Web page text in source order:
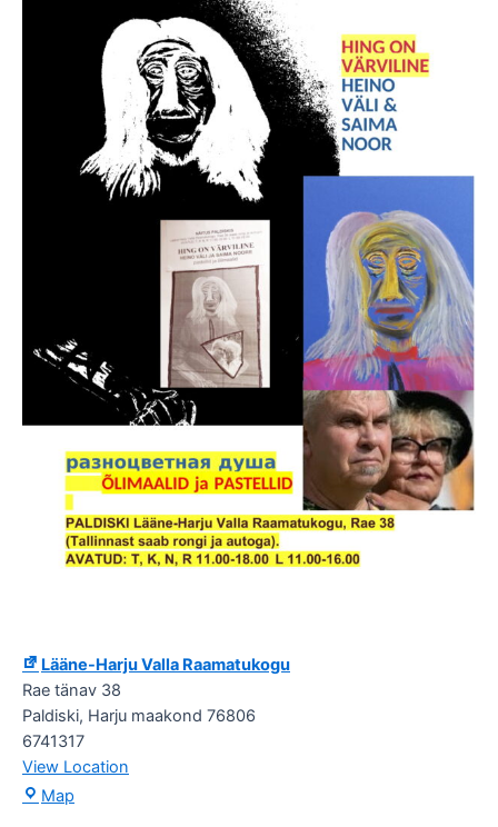
maalinäitus
Lääne-Harju Valla Raamatukogu
Rae tänav 38
Paldiski, Harju maakond 76806
6741317
View Location
Map